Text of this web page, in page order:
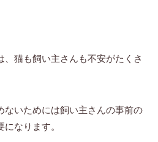
猫も飼い主さんも不安がたくさ
ないためには飼い主さんの事前の
なります。